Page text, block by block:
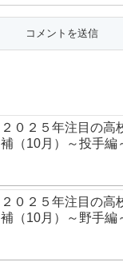
２０２５年注目の高
補（10月）～投手編
２０２５年注目の高
補（10月）～野手編